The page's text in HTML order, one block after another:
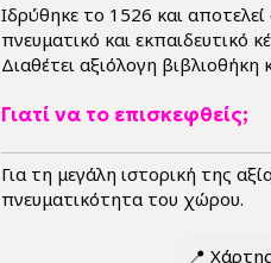
Ιδρύθηκε το 1526 και αποτελεί
πνευματικό και εκπαιδευτικό
Διαθέτει αξιόλογη βιβλιοθήκη
Γιατί να το επισκεφθείς;
Για τη μεγάλη ιστορική της
πνευματικότητα του χώρου.
📍 Χάρτης